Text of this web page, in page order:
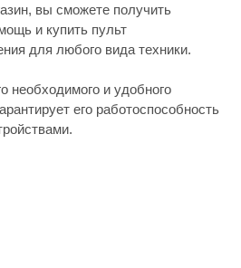
вы сможете получить
и купить пульт
для любого вида техники.
необходимого и удобного
его работоспособность